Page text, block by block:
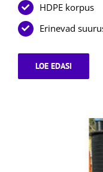
HDPE korpus
Erinevad
LOE EDASIPUURKAEVU
SEADMETE